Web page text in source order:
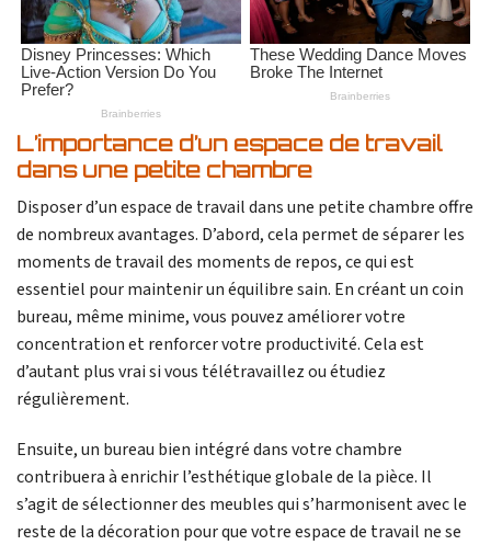
L’importance d’un espace de travail
dans une petite chambre
Disposer d’un espace de travail dans une petite chambre offre
de nombreux avantages. D’abord, cela permet de séparer les
moments de travail des moments de repos, ce qui est
essentiel pour maintenir un équilibre sain. En créant un coin
bureau, même minime, vous pouvez améliorer votre
concentration et renforcer votre productivité. Cela est
d’autant plus vrai si vous télétravaillez ou étudiez
régulièrement.
Ensuite, un bureau bien intégré dans votre chambre
contribuera à enrichir l’esthétique globale de la pièce. Il
s’agit de sélectionner des meubles qui s’harmonisent avec le
reste de la décoration pour que votre espace de travail ne se